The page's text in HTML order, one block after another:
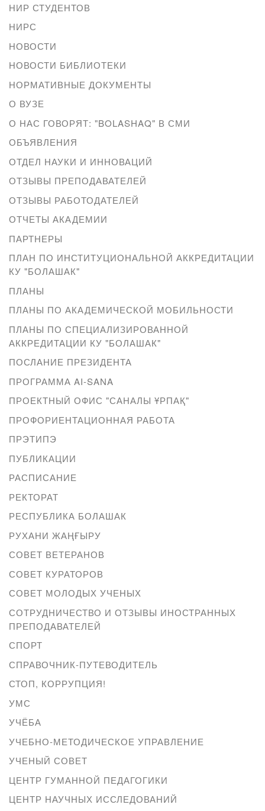
НИР СТУДЕНТОВ
НИРС
НОВОСТИ
НОВОСТИ БИБЛИОТЕКИ
НОРМАТИВНЫЕ ДОКУМЕНТЫ
О ВУЗЕ
О НАС ГОВОРЯТ: "BOLASHAQ" В СМИ
ОБЪЯВЛЕНИЯ
ОТДЕЛ НАУКИ И ИННОВАЦИЙ
ОТЗЫВЫ ПРЕПОДАВАТЕЛЕЙ
ОТЗЫВЫ РАБОТОДАТЕЛЕЙ
ОТЧЕТЫ АКАДЕМИИ
ПАРТНЕРЫ
ПЛАН ПО ИНСТИТУЦИОНАЛЬНОЙ АККРЕДИТАЦИИ
КУ "БОЛАШАК"
ПЛАНЫ
ПЛАНЫ ПО АКАДЕМИЧЕСКОЙ МОБИЛЬНОСТИ
ПЛАНЫ ПО СПЕЦИАЛИЗИРОВАННОЙ
АККРЕДИТАЦИИ КУ "БОЛАШАК"
ПОСЛАНИЕ ПРЕЗИДЕНТА
ПРОГРАММА AI-SANA
ПРОЕКТНЫЙ ОФИС "САНАЛЫ ҰРПАҚ"
ПРОФОРИЕНТАЦИОННАЯ РАБОТА
ПРЭТИПЭ
ПУБЛИКАЦИИ
РАСПИСАНИЕ
РЕКТОРАТ
РЕСПУБЛИКА БОЛАШАК
РУХАНИ ЖАҢҒЫРУ
СОВЕТ ВЕТЕРАНОВ
СОВЕТ КУРАТОРОВ
СОВЕТ МОЛОДЫХ УЧЕНЫХ
СОТРУДНИЧЕСТВО И ОТЗЫВЫ ИНОСТРАННЫХ
ПРЕПОДАВАТЕЛЕЙ
СПОРТ
СПРАВОЧНИК-ПУТЕВОДИТЕЛЬ
СТОП, КОРРУПЦИЯ!
УМС
УЧЁБА
УЧЕБНО-МЕТОДИЧЕСКОЕ УПРАВЛЕНИЕ
УЧЕНЫЙ СОВЕТ
ЦЕНТР ГУМАННОЙ ПЕДАГОГИКИ
ЦЕНТР НАУЧНЫХ ИССЛЕДОВАНИЙ